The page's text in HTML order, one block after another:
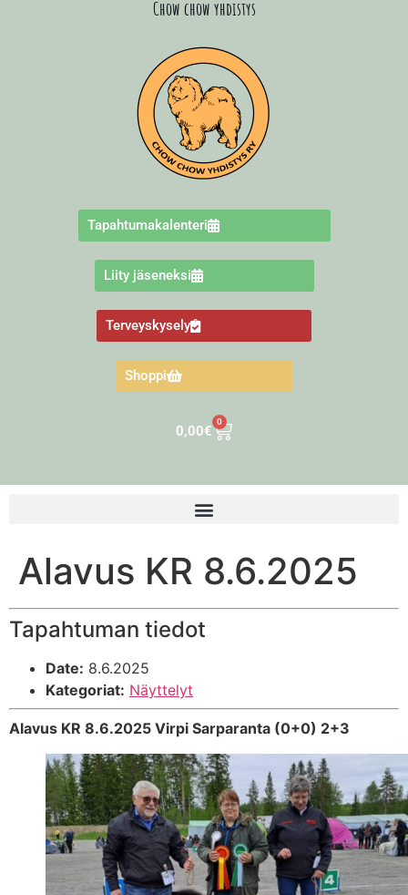
Chow chow yhdistys
Tapahtumakalenteri
Liity jäseneksi
Terveyskysely
Shoppi
0,00€
0
Alavus KR 8.6.2025
Tapahtuman tiedot
Date: 8.6.2025
Kategoriat: Näyttelyt
Alavus KR 8.6.2025 Virpi Sarparanta (0+0) 2+3